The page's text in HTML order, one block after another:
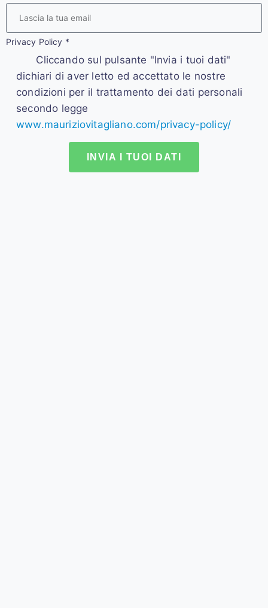
Privacy Policy *
Cliccando sul pulsante "Invia i tuoi dati"
dichiari di aver letto ed accettato le nostre
condizioni per il trattamento dei dati personali
secondo legge
www.mauriziovitagliano.com/privacy-policy/